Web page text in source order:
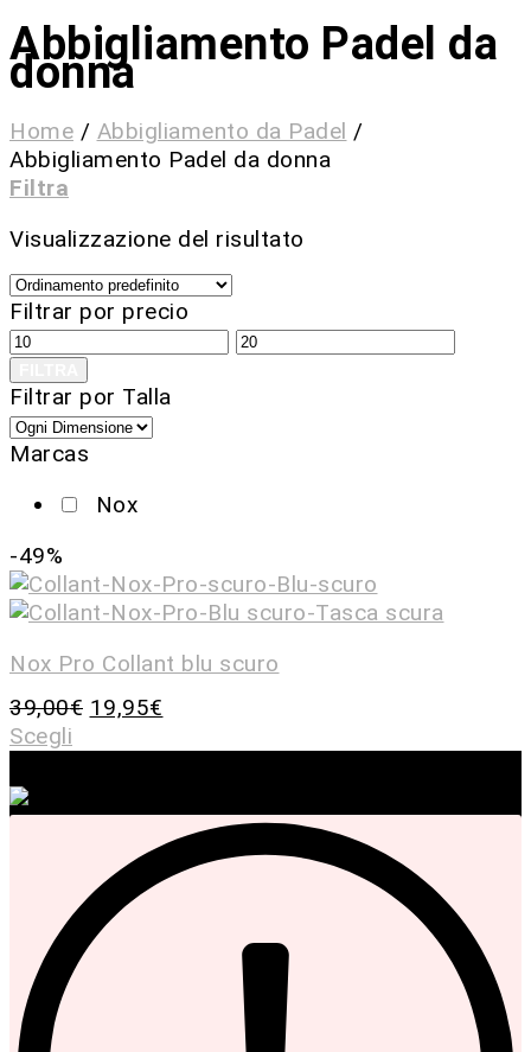
Abbigliamento Padel da
donna
Home / Abbigliamento da Padel /
Abbigliamento Padel da donna
Filtra
Visualizzazione del risultato
Filtrar por precio
Filtrar por Talla
Marcas
Nox
-49%
Nox Pro Collant blu scuro
39,00€ 19,95€
Scegli